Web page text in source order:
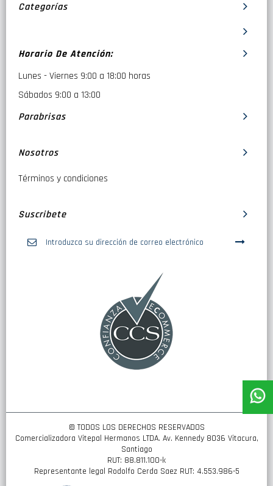
Categorías
Horario De Atención:
Lunes - Viernes 9:00 a 18:00 horas
Sábados 9:00 a 13:00
Parabrisas
Nosotros
Términos y condiciones
Suscribete
© TODOS LOS DERECHOS RESERVADOS
Comercializadora Vitepal Hermanos LTDA. Av. Kennedy 8036 Vitacura,
Santiago
RUT: 88.811.100-k
Representante legal Rodolfo Cerda Saez RUT: 4.553.986-5